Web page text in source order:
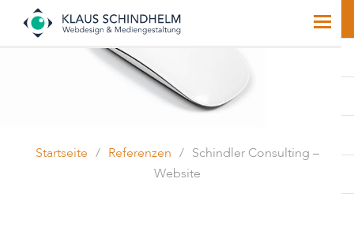
Startseite / Referenzen /
Schindler Consulting –
Website